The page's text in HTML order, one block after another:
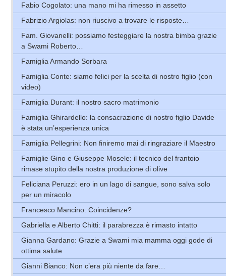
Fabio Cogolato: una mano mi ha rimesso in assetto
Fabrizio Argiolas: non riuscivo a trovare le risposte…
Fam. Giovanelli: possiamo festeggiare la nostra bimba grazie
a Swami Roberto…
Famiglia Armando Sorbara
Famiglia Conte: siamo felici per la scelta di nostro figlio (con
video)
Famiglia Durant: il nostro sacro matrimonio
Famiglia Ghirardello: la consacrazione di nostro figlio Davide
è stata un’esperienza unica
Famiglia Pellegrini: Non finiremo mai di ringraziare il Maestro
Famiglie Gino e Giuseppe Mosele: il tecnico del frantoio
rimase stupito della nostra produzione di olive
Feliciana Peruzzi: ero in un lago di sangue, sono salva solo
per un miracolo
Francesco Mancino: Coincidenze?
Gabriella e Alberto Chitti: il parabrezza è rimasto intatto
Gianna Gardano: Grazie a Swami mia mamma oggi gode di
ottima salute
Gianni Bianco: Non c’era più niente da fare…